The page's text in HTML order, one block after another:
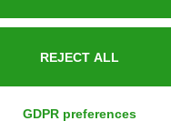
SERVICE ANNOUNCEMENT
REJECT ALL
GDPR preferences